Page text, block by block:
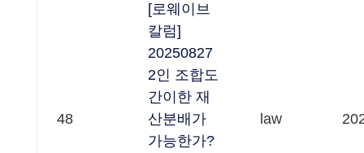
48
[로웨이브
칼럼]
20250827
2인 조합도
간이한 재
산분배가
가능한가?
law